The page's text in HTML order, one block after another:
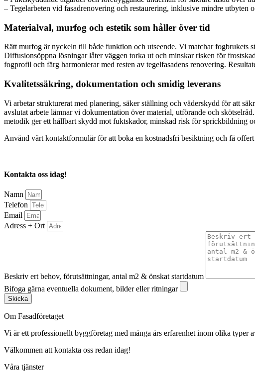
– Tegelarbeten vid fasadrenovering och restaurering, inklusive mindre utbyten
Materialval, murfog och estetik som håller över tid
Rätt murfog är nyckeln till både funktion och utseende. Vi matchar fogbrukets
Diffusionsöppna lösningar låter väggen torka ut och minskar risken för
fogprofil och färg harmonierar med resten av tegelfasadens renovering.
Kvalitetssäkring, dokumentation och smidig leverans
Vi arbetar strukturerat med planering, säker ställning och väderskydd för att
avslutat arbete lämnar vi dokumentation över material, utförande och
metodik ger ett hållbart skydd mot fuktskador, minskad risk för sprickbildning
Använd vårt kontaktformulär för att boka en kostnadsfri besiktning och få
Kontakta oss idag!
Namn
Telefon
Email
Adress + Ort
Beskriv ert behov, förutsättningar, antal m2 & önskat startdatum
Bifoga gärna eventuella dokument, bilder eller ritningar
Skicka
Om Fasadföretaget
Vi är ett professionellt byggföretag med många års erfarenhet inom olika typer
Välkommen att kontakta oss redan idag!
Våra tjänster